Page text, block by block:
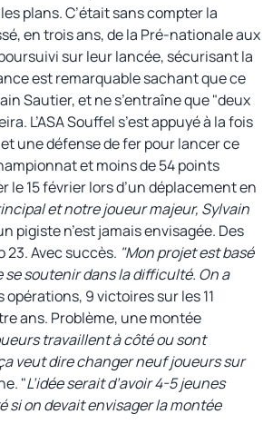
plans. C’était sans compter la
en trois ans, de la Pré-nationale aux
sur leur lancée, sécurisant la
est remarquable sachant que ce
Sautier, et ne s’entraîne que "deux
L’ASA Souffel s’est appuyé à la fois
une défense de fer pour lancer ce
et moins de 54 points
15 février lors d’un déplacement en
et notre joueur majeur, Sylvain
pigiste n’est jamais envisagée. Des
Avec succès. "Mon projet est basé
se soutenir dans la difficulté. On a
opérations, 9 victoires sur les 11
ans. Problème, une montée
travaillent à côté ou sont
veut dire changer neuf joueurs sur
"L’idée serait d’avoir 4-5 jeunes
si on devait envisager la montée